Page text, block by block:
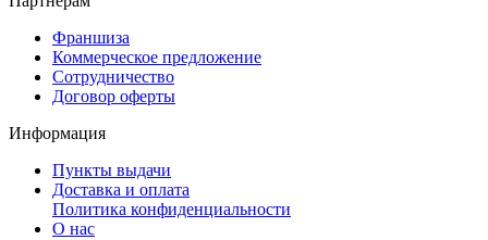
Франшиза
Коммерческое предложение
Сотрудничество
Договор оферты
Информация
Пункты выдачи
Доставка и оплата
Политика конфиденциальности
О нас